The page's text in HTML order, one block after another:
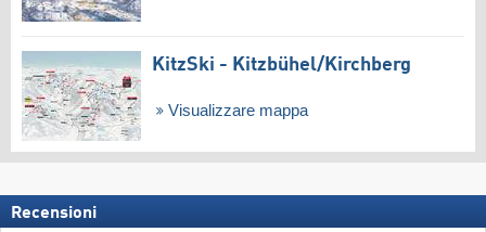
KitzSki - Kitzbühel/​Kirchberg
Visualizzare mappa
Recensioni